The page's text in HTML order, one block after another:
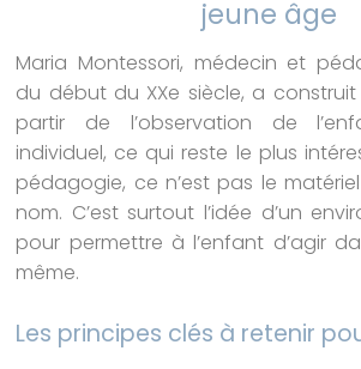
jeune âge
Maria Montessori, médecin et
du début du XXe siècle, a
partir de l’observation de
individuel, ce qui reste le plus
pédagogie, ce n’est pas le
nom. C’est surtout l’idée d’un
pour permettre à l’enfant d’agir
même.
Les principes clés à retenir